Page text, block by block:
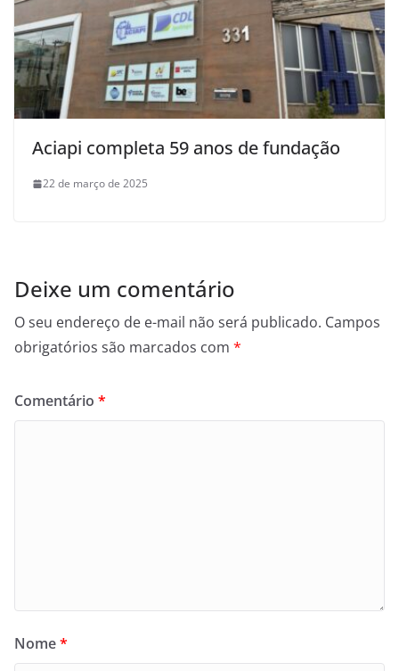
Aciapi completa 59 anos de fundação
22 de março de 2025
Deixe um comentário
O seu endereço de e-mail não será publicado. Campos
obrigatórios são marcados com *
Comentário *
Nome*